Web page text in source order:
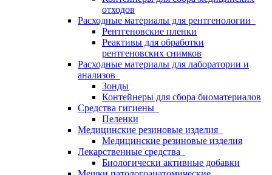
отходов
Расходные материалы для рентгенологии
Рентгеновские пленки
Реактивы для обработки
рентгеновских снимков
Расходные материалы для лаборатории и
анализов
Зонды
Контейнеры для сбора биоматериалов
Средства гигиены
Пеленки
Медицинские резиновые изделия
Медицинские резиновые изделия
Лекарственные средства
Биологически активные добавки